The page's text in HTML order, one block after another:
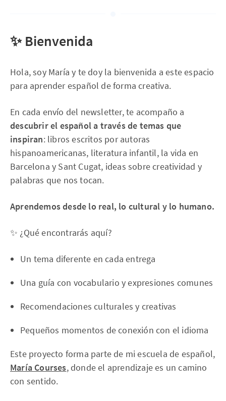
✨ Bienvenida
Hola, soy María y te doy la bienvenida a este espacio
para aprender español de forma creativa.
En cada envío del newsletter, te acompaño a
descubrir el español a través de temas que
inspiran: libros escritos por autoras
hispanoamericanas, literatura infantil, la vida en
Barcelona y Sant Cugat, ideas sobre creatividad y
palabras que nos tocan.
Aprendemos desde lo real, lo cultural y lo humano.
✨ ¿Qué encontrarás aquí?
Un tema diferente en cada entrega
Una guía con vocabulario y expresiones comunes
Recomendaciones culturales y creativas
Pequeños momentos de conexión con el idioma
Este proyecto forma parte de mi escuela de español,
María Courses, donde el aprendizaje es un camino
con sentido.